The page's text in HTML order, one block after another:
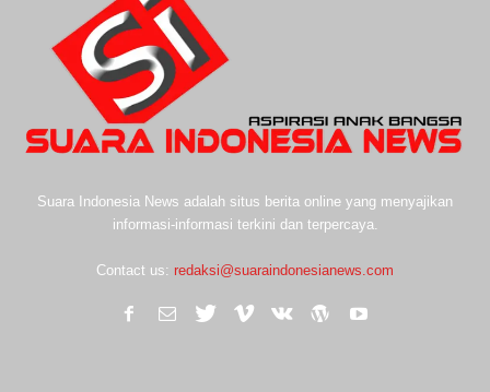
Suara Indonesia News adalah situs berita online yang menyajikan
informasi-informasi terkini dan terpercaya.
Contact us: redaksi@suaraindonesianews.com